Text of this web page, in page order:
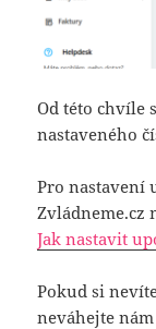
Od této chvíle
nastaveného
Pro nastavení
Zvládneme.cz
Jak nastavit
Pokud si
neváhejte